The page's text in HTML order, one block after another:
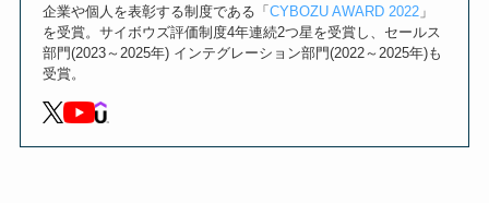
企業や個人を表彰する制度である「 CYBOZU AWARD 2022」
を受賞。サイボウズ評価制度4年連続2つ星を受賞し、セールス
部門(2023～2025年) インテグレーション部門(2022～2025年)も
受賞。